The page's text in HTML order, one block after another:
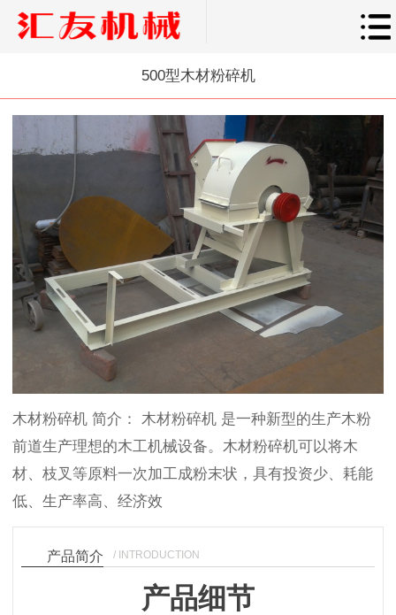
500型木材粉碎机
木材粉碎机 简介： 木材粉碎机 是一种新型的生产木粉
前道生产理想的木工机械设备。木材粉碎机可以将木
材、枝叉等原料一次加工成粉末状，具有投资少、耗能
低、生产率高、经济效
产品简介 / INTRODUCTION
产品细节